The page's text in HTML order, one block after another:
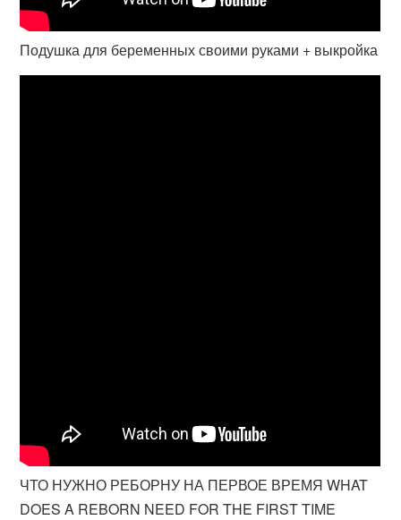
Подушка для беременных своими руками + выкройка
ЧТО НУЖНО РЕБОРНУ НА ПЕРВОЕ ВРЕМЯ WHAT
DOES A REBORN NEED FOR THE FIRST TIME